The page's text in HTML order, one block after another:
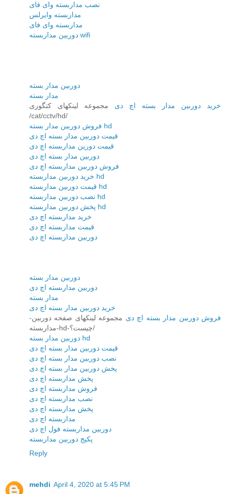
نصب مداربسته وای فای
مداربسته وایرلس
مداربسته وای فای
دوربین مداربسته wifi
دوربین مدار بسته
مدار بسته
خرید دوربین مدار بسته اچ دی مجموعه لینکهای کتگوری
/cat/cctv/hd/
فروش دوربین مدار بسته hd
قیمت دوربین مدار بسته اچ دی
قیمت دورین مداربسته اچ دی
دوربین مدار بسته اچ دی
فروش دوربین مداربسته اچ دی
خرید دوربین مداربسته hd
قیمت دوربین مداربسته hd
نصب دوربین مداربسته hd
پخش دوربین مداربسته hd
خرید مداربسته اچ دی
قیمت مداربسته اچ دی
دوربین مداربسته اچ دی
دوربین مدار بسته
دوربین مداربسته اچ دی
مدار بسته
خرید دوربین مدار بسته اچ دی
فروش دوربین مدار بسته اچ دی مجموعه لینکهای صفحه دوربین-
مداربسته-hd-چیست؟/
دوربین مدار بسته hd
قیمت دوربین مدار بسته اچ دی
نصب دوربین مدار بسته اچ دی
پخش دوربین مدار بسته اچ دی
پخش مداربسته اچ دی
فروش مداربسته اچ دی
نصب مداربسته اچ دی
پخش مداربسته اچ دی
مداربسته اچ دی
دوربین مداربسته فول اچ دی
پکیج دوربین مداربسته
Reply
mehdi April 4, 2020 at 5:45 PM